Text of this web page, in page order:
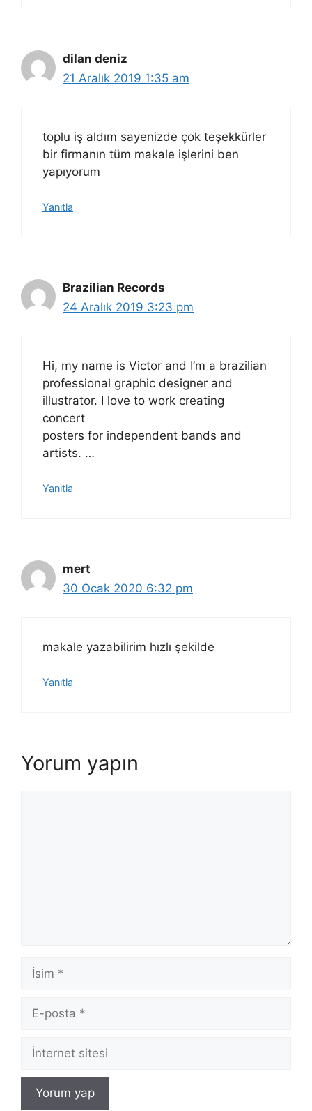
dilan deniz
21 Aralık 2019 1:35 am
toplu iş aldım sayenizde çok teşekkürler
bir firmanın tüm makale işlerini ben
yapıyorum
Yanıtla
Brazilian Records
24 Aralık 2019 3:23 pm
Hi, my name is Victor and I’m a brazilian
professional graphic designer and
illustrator. I love to work creating
concert
posters for independent bands and
artists. …
Yanıtla
mert
30 Ocak 2020 6:32 pm
makale yazabilirim hızlı şekilde
Yanıtla
Yorum yapın
İsim
posta
İnternet
sitesi